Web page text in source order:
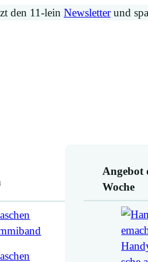
den 11-lein Newsletterund
Angebot
Woche